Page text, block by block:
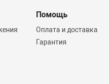
Помощь
Оплата и доставка
Гарантия